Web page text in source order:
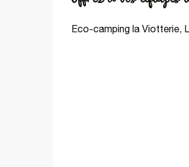
Eco-camping la Viotterie,